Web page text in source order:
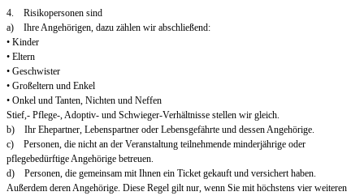
4. Risikopersonen sind
a) Ihre Angehörigen, dazu zählen wir abschließend:
• Kinder
• Eltern
• Geschwister
• Großeltern und Enkel
• Onkel und Tanten, Nichten und Neffen
Stief,- Pflege-, Adoptiv- und Schwieger-Verhältnisse stellen wir gleich.
b) Ihr Ehepartner, Lebenspartner oder Lebensgefährte und dessen Angehörige.
c) Personen, die nicht an der Veranstaltung teilnehmende minderjährige oder
pflegebedürftige Angehörige betreuen.
d) Personen, die gemeinsam mit Ihnen ein Ticket gekauft und versichert haben.
Außerdem deren Angehörige. Diese Regel gilt nur, wenn Sie mit höchstens vier weiteren